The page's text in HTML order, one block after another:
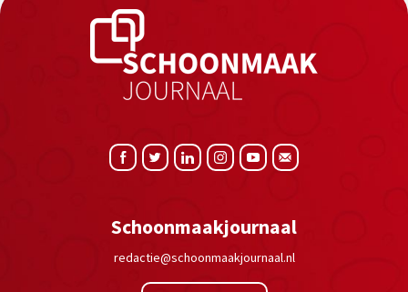
Schoonmaakjournaal
redactie@schoonmaakjournaal.nl